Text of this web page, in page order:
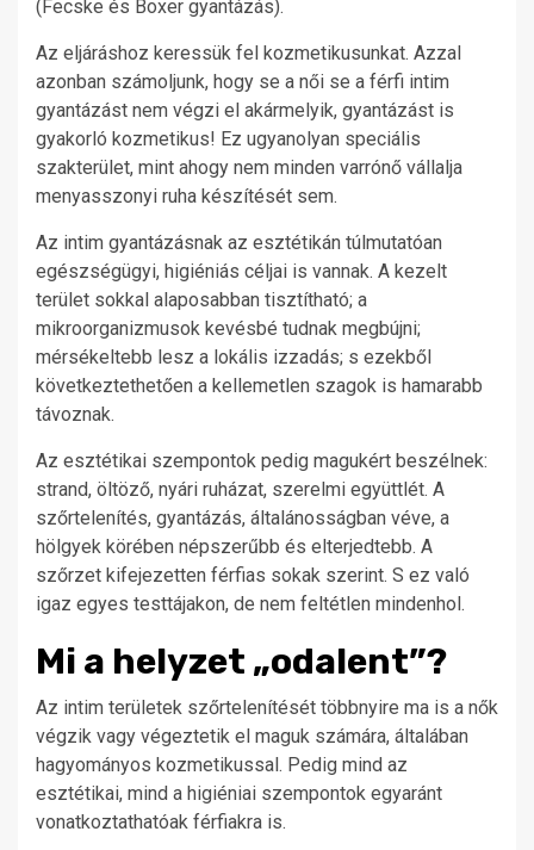
(Fecske és Boxer gyantázás).
Az eljáráshoz keressük fel kozmetikusunkat. Azzal
azonban számoljunk, hogy se a női se a férfi intim
gyantázást nem végzi el akármelyik, gyantázást is
gyakorló kozmetikus! Ez ugyanolyan speciális
szakterület, mint ahogy nem minden varrónő vállalja
menyasszonyi ruha készítését sem.
Az intim gyantázásnak az esztétikán túlmutatóan
egészségügyi, higiéniás céljai is vannak. A kezelt
terület sokkal alaposabban tisztítható; a
mikroorganizmusok kevésbé tudnak megbújni;
mérsékeltebb lesz a lokális izzadás; s ezekből
következtethetően a kellemetlen szagok is hamarabb
távoznak.
Az esztétikai szempontok pedig magukért beszélnek:
strand, öltöző, nyári ruházat, szerelmi együttlét. A
szőrtelenítés, gyantázás, általánosságban véve, a
hölgyek körében népszerűbb és elterjedtebb. A
szőrzet kifejezetten férfias sokak szerint. S ez való
igaz egyes testtájakon, de nem feltétlen mindenhol.
Mi a helyzet „odalent”?
Az intim területek szőrtelenítését többnyire ma is a nők
végzik vagy végeztetik el maguk számára, általában
hagyományos kozmetikussal. Pedig mind az
esztétikai, mind a higiéniai szempontok egyaránt
vonatkoztathatóak férfiakra is.